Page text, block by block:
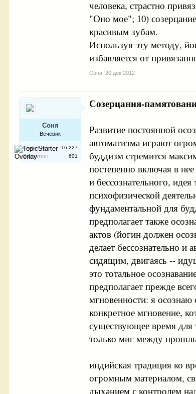
человека, страстно
"Оно мое"; 10)
красивым зубам.
Используя эту методу,
избавляется от
Соня 20 дек 2012
Соня
Вечевик
Сообщения:
16.227
Симпатии:
601
Созерцания-
Развитие постоянной
автоматизма играют
буддизм стремится
постепенно включая в
и бессознательного,
психофизической
фундаментальной для
предполагает также
актов (йогин должен
делает бессознательно и
сидящим, двигаясь --
это тотальное
предполагает прежде
мгновенности: я осознаю
конкретное мгновение,
существующее время
только миг между
индийская традиция ко
огромным материалом,
дыханием с контролем